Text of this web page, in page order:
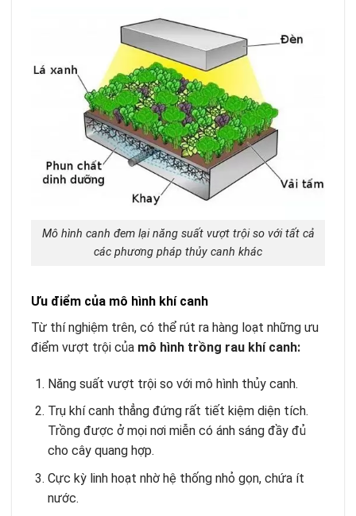
Mô hình canh đem lại năng suất vượt trội so với tất cả
các phương pháp thủy canh khác
Ưu điểm của mô hình khí canh
Từ thí nghiệm trên, có thể rút ra hàng loạt những ưu
điểm vượt trội của mô hình trồng rau khí canh:
Năng suất vượt trội so với mô hình thủy canh.
Trụ khí canh thẳng đứng rất tiết kiệm diện tích.
Trồng được ở mọi nơi miễn có ánh sáng đầy đủ
cho cây quang hợp.
Cực kỳ linh hoạt nhờ hệ thống nhỏ gọn, chứa ít
nước.